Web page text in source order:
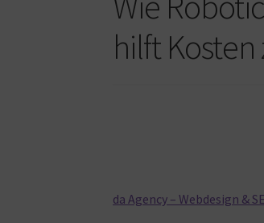
hilft
da Agency – Webdesign &